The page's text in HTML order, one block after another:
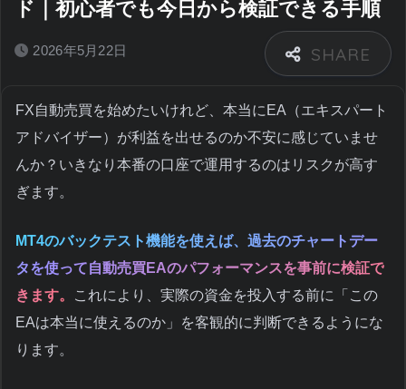
ド｜初心者でも今日から検証できる手順
2026年5月22日
FX自動売買を始めたいけれど、本当にEA（エキスパート
アドバイザー）が利益を出せるのか不安に感じていませ
んか？いきなり本番の口座で運用するのはリスクが高す
ぎます。
MT4のバックテスト機能を使えば、過去のチャートデー
タを使って自動売買EAのパフォーマンスを事前に検証で
きます。
これにより、実際の資金を投入する前に「この
EAは本当に使えるのか」を客観的に判断できるようにな
ります。